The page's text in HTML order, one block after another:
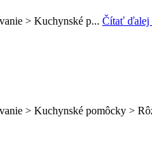
> Kuchynské p... Čítať ďalej
> Kuchynské pomôcky >